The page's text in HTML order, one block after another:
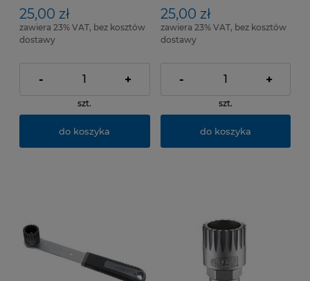
25,00 zł
zawiera 23% VAT, bez kosztów
dostawy
- +
szt.
do koszyka
25,00 zł
zawiera 23% VAT, bez kosztów
dostawy
- +
szt.
do koszyka